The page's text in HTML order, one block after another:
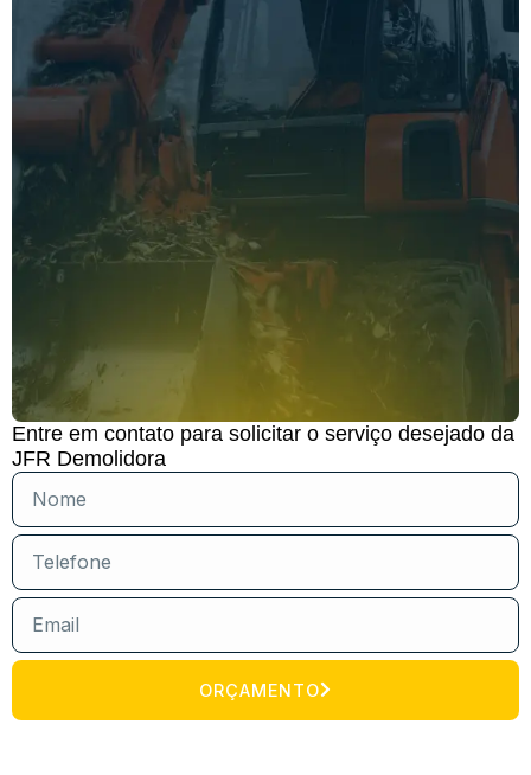
Entre em contato para solicitar o serviço desejado da
JFR Demolidora
ORÇAMENTO